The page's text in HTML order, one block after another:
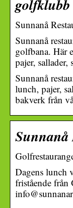
golfklubb
Sunnanå
Sunnanå
golfbana. Här
pajer, sallader,
Sunnanå
lunch, pajer,
bakverk från
Sunnanå
Dagens lunch
fristående